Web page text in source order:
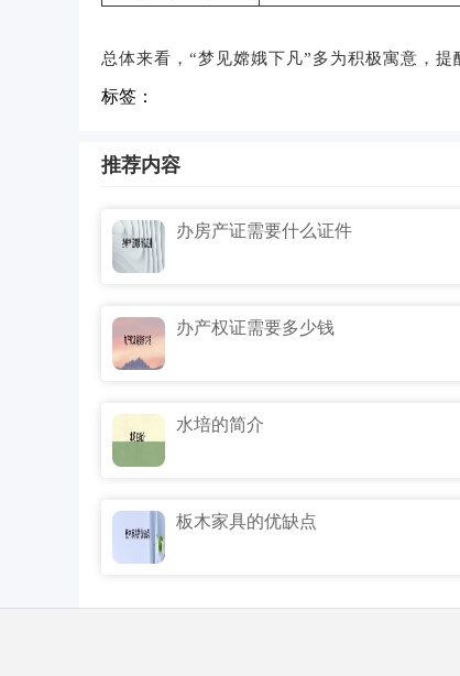
总体来看，“梦见嫦娥下凡”多为积极寓意，
标签：
推荐内容
办房产证需要什么证件
办产权证需要多少钱
水培的简介
板木家具的优缺点